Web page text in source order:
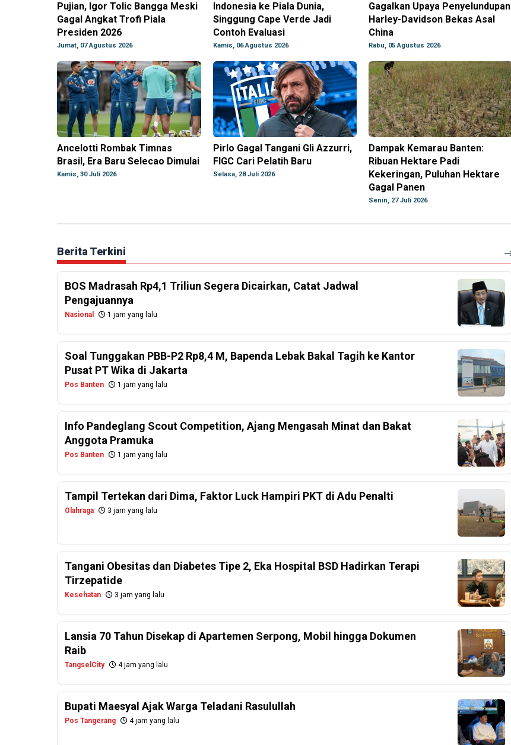
Pujian, Igor Tolic Bangga Meski
Gagal Angkat Trofi Piala
Presiden 2026
Jumat, 07 Agustus 2026
Indonesia ke Piala Dunia,
Singgung Cape Verde Jadi
Contoh Evaluasi
Kamis, 06 Agustus 2026
Gagalkan Upaya Penyelundupan
Harley-Davidson Bekas Asal
China
Rabu, 05 Agustus 2026
Ancelotti Rombak Timnas
Brasil, Era Baru Selecao Dimulai
Kamis, 30 Juli 2026
Pirlo Gagal Tangani Gli Azzurri,
FIGC Cari Pelatih Baru
Selasa, 28 Juli 2026
Dampak Kemarau Banten:
Ribuan Hektare Padi
Kekeringan, Puluhan Hektare
Gagal Panen
Senin, 27 Juli 2026
Berita Terkini
BOS Madrasah Rp4,1 Triliun Segera Dicairkan, Catat Jadwal
Pengajuannya
Nasional 1 jam yang lalu
Soal Tunggakan PBB-P2 Rp8,4 M, Bapenda Lebak Bakal Tagih ke Kantor
Pusat PT Wika di Jakarta
Pos Banten 1 jam yang lalu
Info Pandeglang Scout Competition, Ajang Mengasah Minat dan Bakat
Anggota Pramuka
Pos Banten 1 jam yang lalu
Tampil Tertekan dari Dima, Faktor Luck Hampiri PKT di Adu Penalti
Olahraga 3 jam yang lalu
Tangani Obesitas dan Diabetes Tipe 2, Eka Hospital BSD Hadirkan Terapi
Tirzepatide
Kesehatan 3 jam yang lalu
Lansia 70 Tahun Disekap di Apartemen Serpong, Mobil hingga Dokumen
Raib
TangselCity 4 jam yang lalu
Bupati Maesyal Ajak Warga Teladani Rasulullah
Pos Tangerang 4 jam yang lalu